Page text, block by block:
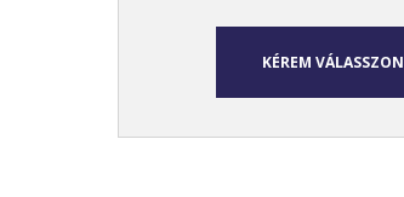
KÉREM VÁLASSZON